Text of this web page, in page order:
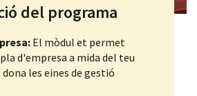
del programa
El mòdul et permet
d'empresa a mida del teu
les eines de gestió